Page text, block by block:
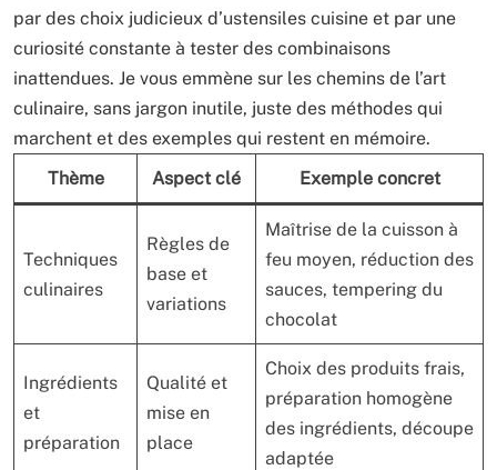
par des choix judicieux d’ustensiles cuisine et par une
curiosité constante à tester des combinaisons
inattendues. Je vous emmène sur les chemins de l’art
culinaire, sans jargon inutile, juste des méthodes qui
marchent et des exemples qui restent en mémoire.
Thème
Aspect clé Exemple concret
Techniques
culinaires
Règles de
base et
variations
Maîtrise de la cuisson à
feu moyen, réduction des
sauces, tempering du
chocolat
Ingrédients
et
préparation
Qualité et
mise en
place
Choix des produits frais,
préparation homogène
des ingrédients, découpe
adaptée